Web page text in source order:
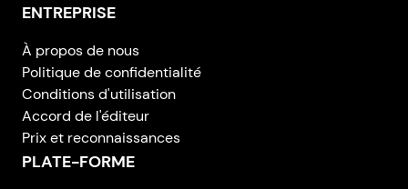
ENTREPRISE
À propos de nous
Politique de confidentialité
Conditions d'utilisation
Accord de l'éditeur
Prix et reconnaissances
PLATE-FORME